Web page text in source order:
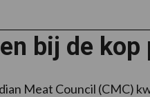
bij de kop
Meat Council (CMC)